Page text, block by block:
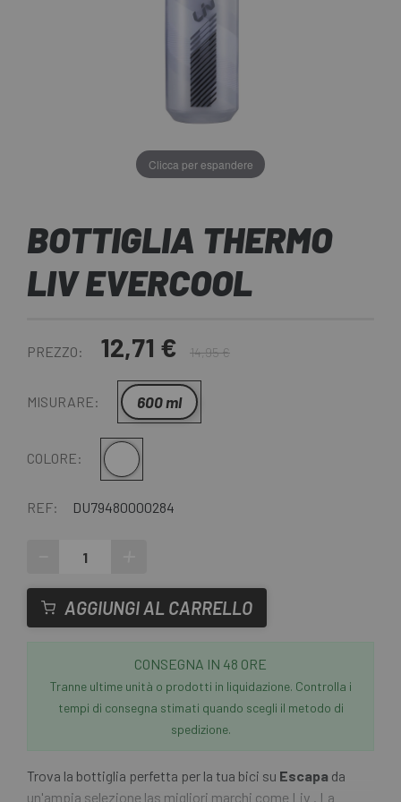
Clicca per espandere
BOTTIGLIA THERMO
LIV EVERCOOL
PREZZO: 12,71 € 14,95 €
MISURARE: 600 ml
COLORE:Trasparente
REF: DU79480000284
AGGIUNGI AL CARRELLO
CONSEGNA IN 48 ORE
Tranne ultime unità o prodotti in liquidazione. Controlla i
tempi di consegna stimati quando scegli il metodo di
spedizione.
Trova la bottiglia perfetta per la tua bici su Escapa da
un'ampia selezione las migliori marchi come Liv . La